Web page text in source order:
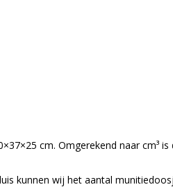
cm. Omgerekend naar cm³ is
kunnen wij het aantal